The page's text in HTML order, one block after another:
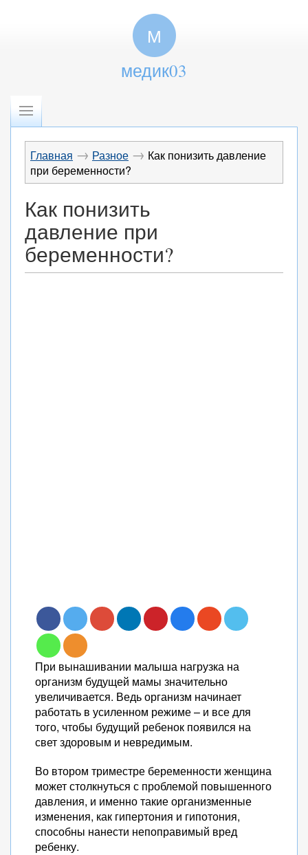
М
медик03
Главная → Разное → Как понизить давление
при беременности?
Как понизить
давление при
беременности?
При вынашивании малыша нагрузка на
организм будущей мамы значительно
увеличивается. Ведь организм начинает
работать в усиленном режиме – и все для
того, чтобы будущий ребенок появился на
свет здоровым и невредимым.
Во втором триместре беременности женщина
может столкнуться с проблемой повышенного
давления, и именно такие организменные
изменения, как гипертония и гипотония,
способны нанести непоправимый вред
ребенку.